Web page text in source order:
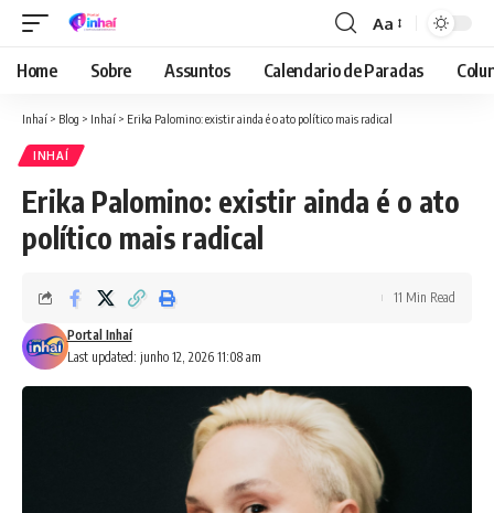
Font
Resizer
Aa
Home Sobre Assuntos Calendario de Paradas
Inhaí > Blog > Inhaí > Erika Palomino: existir ainda é o ato político mais radical
INHAÍ
Erika Palomino: existir ainda é o ato
político mais radical
Last updated: junho 12, 2026 11:08 am
Portal Inhaí
11 Min Read